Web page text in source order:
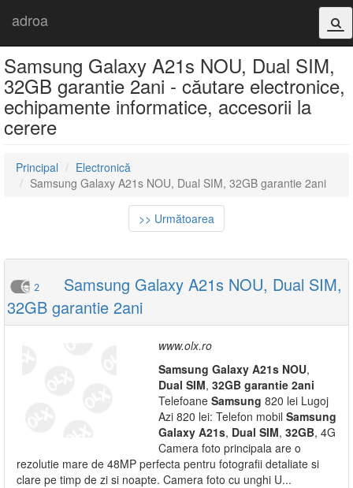
adroa
Samsung Galaxy A21s NOU, Dual SIM,
32GB garantie 2ani - căutare electronice,
echipamente informatice, accesorii la
cerere
Principal
Electronică
Samsung Galaxy A21s NOU, Dual SIM, 32GB garantie 2ani
>> Următoarea
2
Samsung Galaxy A21s NOU, Dual SIM,
32GB garantie 2ani
www.olx.ro
Samsung Galaxy A21s NOU,
Dual SIM, 32GB garantie 2ani
Telefoane Samsung 820 lei Lugoj
Azi 820 lei: Telefon mobil Samsung
Galaxy A21s, Dual SIM, 32GB, 4G
Camera foto principala are o
rezolutie mare de 48MP perfecta pentru fotografii detaliate si
clare pe timp de zi si noapte. Camera foto cu unghi U...